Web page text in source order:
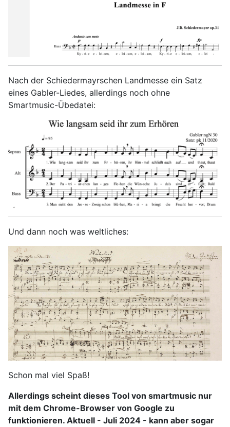
Nach der Schiedermayrschen Landmesse ein Satz
eines Gabler-Liedes, allerdings noch ohne
Smartmusic-Übedatei:
Und dann noch was weltliches:
Schon mal viel Spaß!
Allerdings scheint dieses Tool von smartmusic nur
mit dem Chrome-Browser von Google zu
funktionieren. Aktuell - Juli 2024 - kann aber sogar